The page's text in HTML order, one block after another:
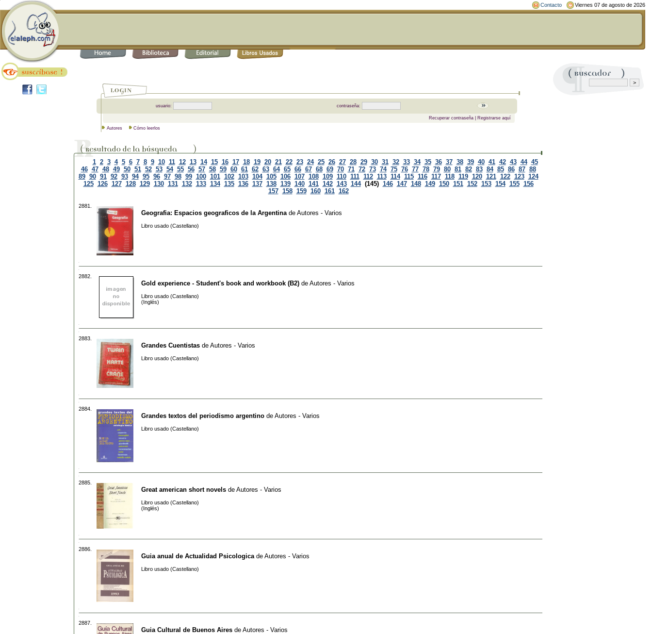
Contacto Viernes 07 de agosto de 2026
usuario: contraseña:
Recuperar contraseña| Registrarse aquí
Autores Cómo leerlos
1 2 3 4 5 6 7 8 9 10 11 12 13 14 15 16 17 18 19 20 21 22 23 24 25 26 27 28 29 30 31 32 33 34 35 36 37 38 39 40 41 42 43 44 45
46 47 48 49 50 51 52 53 54 55 56 57 58 59 60 61 62 63 64 65 66 67 68 69 70 71 72 73 74 75 76 77 78 79 80 81 82 83 84 85 86 87 88
89 90 91 92 93 94 95 96 97 98 99 100 101 102 103 104 105 106 107 108 109 110 111 112 113 114 115 116 117 118 119 120 121 122 123 124
125 126 127 128 129 130 131 132 133 134 135 136 137 138 139 140 141 142 143 144 (145) 146 147 148 149 150 151 152 153 154 155 156
157 158 159 160 161 162
2881.
Geografia: Espacios geograficos de la Argentina de Autores - Varios
Libro usado (Castellano)
2882.
Gold experience - Student's book and workbook (B2) de Autores - Varios
Libro usado (Castellano)
(Inglés)
2883.
Grandes Cuentistas de Autores - Varios
Libro usado (Castellano)
2884.
Grandes textos del periodismo argentino de Autores - Varios
Libro usado (Castellano)
2885.
Great american short novels de Autores - Varios
Libro usado (Castellano)
(Inglés)
2886.
Guia anual de Actualidad Psicologica de Autores - Varios
Libro usado (Castellano)
2887.
Guia Cultural de Buenos Aires de Autores - Varios